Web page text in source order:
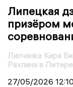
Липецкая
призёром
Липчанка Кира
Рахлина в Питере
27/05/2026 12:10